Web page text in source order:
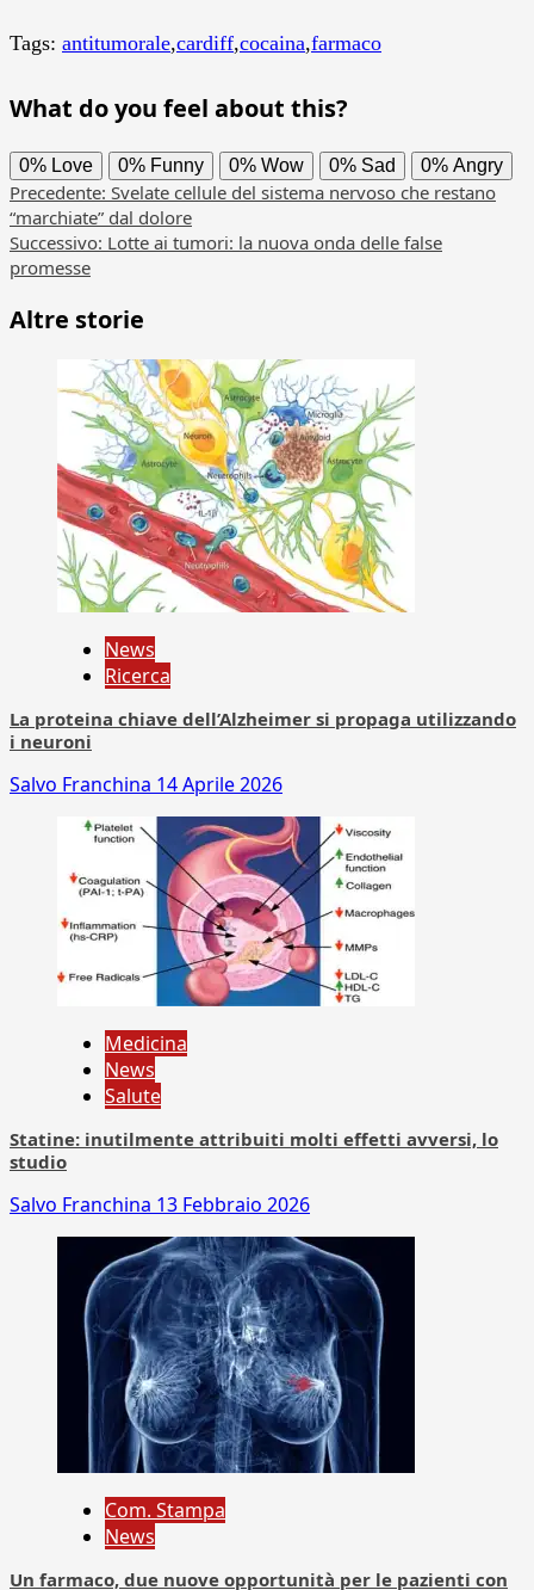
Tags: antitumorale,cardiff,cocaina,farmaco
What do you feel about this?
0% Love 0% Funny 0% Wow 0% Sad 0% Angry
Navigazione
articolo
Precedente: Svelate cellule del sistema nervoso che restano
“marchiate” dal dolore
Successivo: Lotte ai tumori: la nuova onda delle false
promesse
Altre storie
News
Ricerca
La proteina chiave dell’Alzheimer si propaga utilizzando
i neuroni
Salvo Franchina 14 Aprile 2026
Medicina
News
Salute
Statine: inutilmente attribuiti molti effetti avversi, lo
studio
Salvo Franchina 13 Febbraio 2026
Com. Stampa
News
Un farmaco, due nuove opportunità per le pazienti con